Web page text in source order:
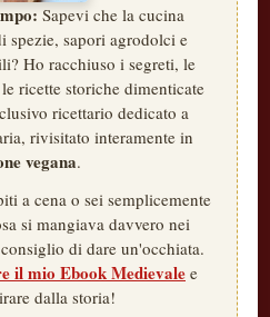
Sapevi che la cucina
spezie, sapori agrodolci e
Ho racchiuso i segreti, le
ricette storiche dimenticate
ricettario dedicato a
rivisitato interamente in
vegana.
a cena o sei semplicemente
si mangiava davvero nei
di dare un'occhiata.
il mio Ebook Medievale e
dalla storia!